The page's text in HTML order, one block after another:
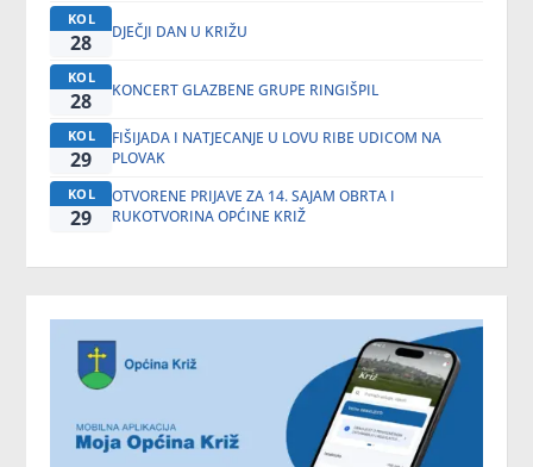
KOL
28 DJEČJI DAN U KRIŽU
KOL
28 KONCERT GLAZBENE GRUPE RINGIŠPIL
KOL
29
FIŠIJADA I NATJECANJE U LOVU RIBE UDICOM NA
PLOVAK
KOL
29
OTVORENE PRIJAVE ZA 14. SAJAM OBRTA I
RUKOTVORINA OPĆINE KRIŽ